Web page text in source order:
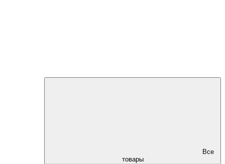
Все
товары